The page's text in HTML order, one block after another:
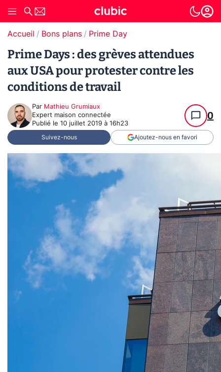
Accueil Bons plans Prime Day
Prime Days : des grèves attendues
aux USA pour protester contre les
conditions de travail
Par Mathieu Grumiaux
Expert maison connectée
Publié le 10 juillet 2019 à 16h23
0
Suivez-nous Ajoutez-nous en favori